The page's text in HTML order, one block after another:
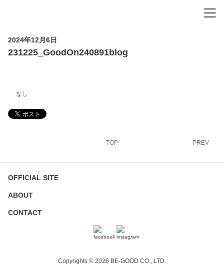
2024年12月6日
231225_GoodOn240891blog
なし
TOP PREV
OFFICIAL SITE
ABOUT
CONTACT
Copyrights © 2026 BE-GOOD CO., LTD.